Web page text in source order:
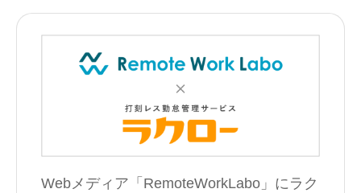
Webメディア「RemoteWorkLabo」にラク